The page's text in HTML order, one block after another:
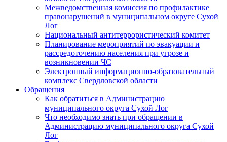
Межведомственная комиссия по профилактике
правонарушений в муниципальном округе Сухой
Лог
Национальный антитеррористический комитет
Планирование мероприятий по эвакуации и
рассредоточению населения при угрозе и
возникновении ЧС
Электронный информационно-образовательный
комплекс Свердловской области
Обращения
Как обратиться в Администрацию
муниципального округа Сухой Лог
Что необходимо знать при обращении в
Администрацию муниципального округа Сухой
Лог